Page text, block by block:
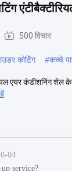
500 विचार
कोटिंग #कच्चे
एयर कंडीशनिंग
04
service?